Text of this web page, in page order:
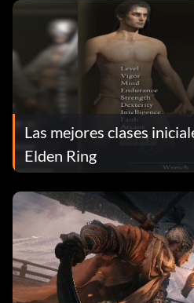
Las mejores clases
Elden Ring